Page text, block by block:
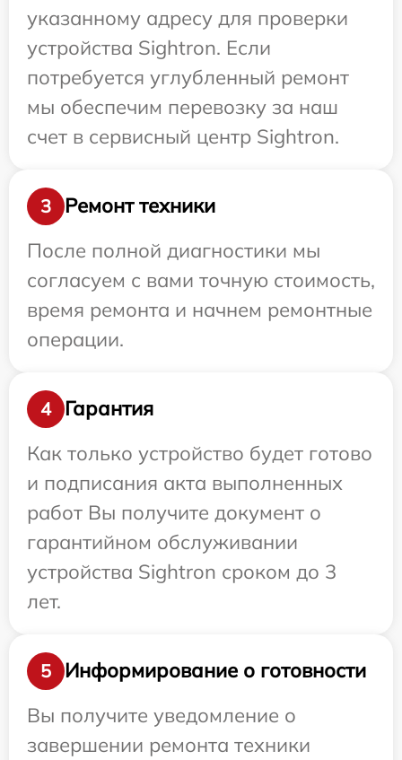
указанному адресу для проверки
устройства Sightron. Если
потребуется углубленный ремонт
мы обеспечим перевозку за наш
счет в сервисный центр Sightron.
3
Ремонт техники
После полной диагностики мы
согласуем с вами точную стоимость,
время ремонта и начнем ремонтные
операции.
4
Гарантия
Как только устройство будет готово
и подписания акта выполненных
работ Вы получите документ о
гарантийном обслуживании
устройства Sightron сроком до 3
лет.
5
Информирование о готовности
Вы получите уведомление о
завершении ремонта техники